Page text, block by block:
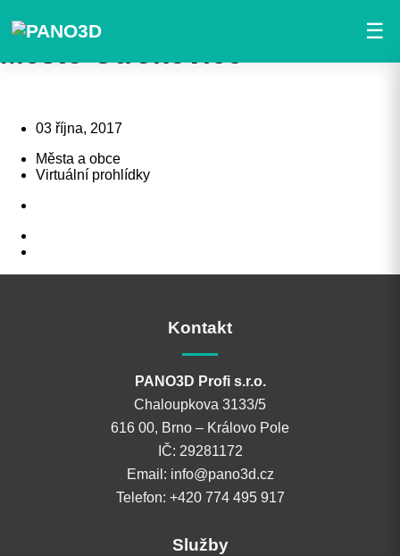
☰
main
Close
Search
Město Otrokovice
03 října, 2017
Města a obce
Virtuální prohlídky
Kontakt
PANO3D Profi s.r.o.
Chaloupkova 3133/5
616 00, Brno – Královo Pole
IČ: 29281172
Email: info@pano3d.cz
Telefon: +420 774 495 917
Služby